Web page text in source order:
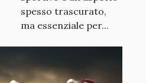
spesso trascurato,
ma essenziale per...